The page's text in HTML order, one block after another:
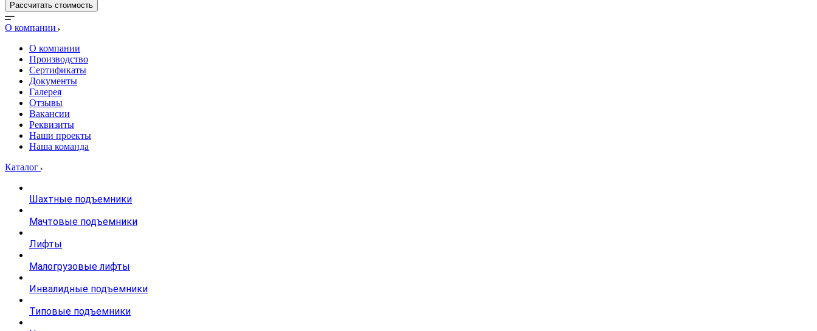
Рассчитать стоимость
О компании
О компании
Производство
Сертификаты
Документы
Галерея
Отзывы
Вакансии
Реквизиты
Наши проекты
Наша команда
Каталог
Шахтные подъемники
Мачтовые подъемники
Лифты
Малогрузовые лифты
Инвалидные подъемники
Типовые подъемники